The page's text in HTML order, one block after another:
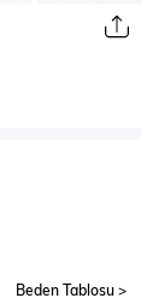
Beden Tablosu